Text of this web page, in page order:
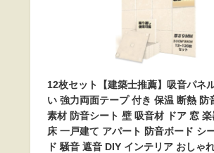
12枚セット【建築士推薦】吸音パネ
い 強力両面テープ 付き 保温 断熱 防
素材 防音シート 壁 吸音材 ドア 窓
床 一戸建て アパート 防音ボード シ
ド 騒音 遮音 DIY インテリア おしゃ